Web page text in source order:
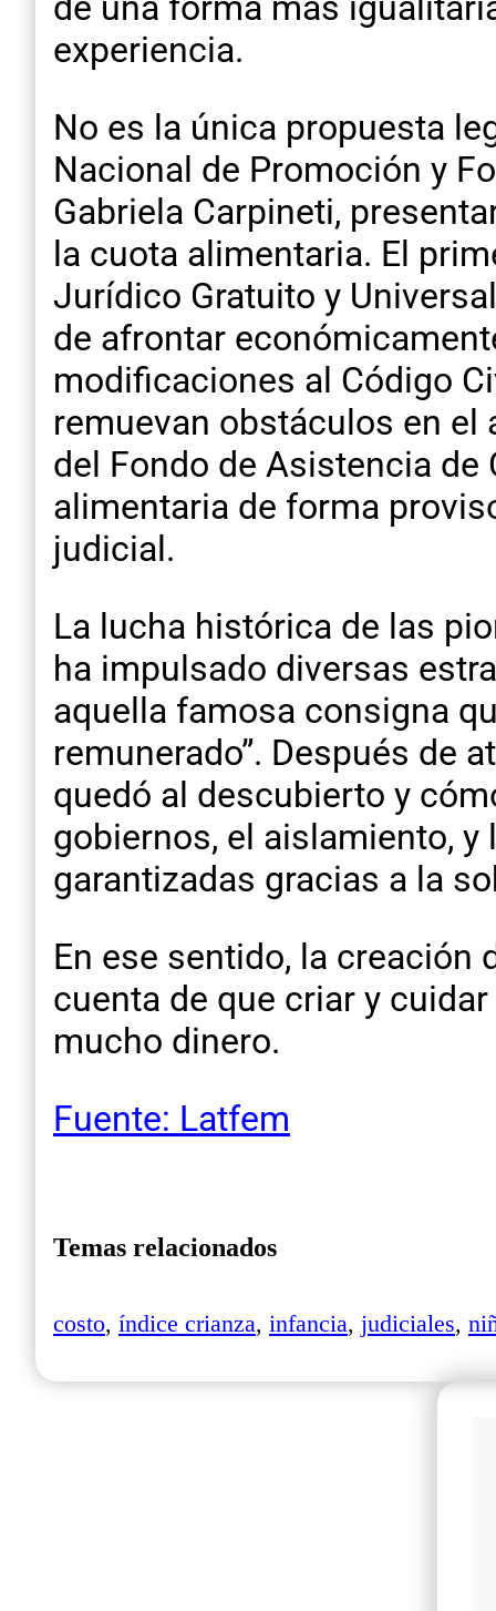
experiencia.
No es la única propuesta
Nacional de Promoción y
Gabriela Carpineti,
la cuota alimentaria. El
Jurídico Gratuito y
de afrontar
modificaciones al Código
remuevan obstáculos en
del Fondo de Asistencia
alimentaria de forma
judicial.
La lucha histórica de las
ha impulsado diversas
aquella famosa consigna
remunerado”. Después de
quedó al descubierto y
gobiernos, el aislamiento,
garantizadas gracias a la
En ese sentido, la creación
cuenta de que criar y
mucho dinero.
Fuente: Latfem
Temas relacionados
costo, índice crianza, infancia, judiciales,